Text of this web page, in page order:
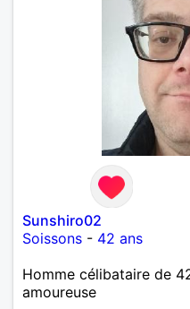
Sunshiro02
Soissons - 42 ans
Homme célibataire de
amoureuse